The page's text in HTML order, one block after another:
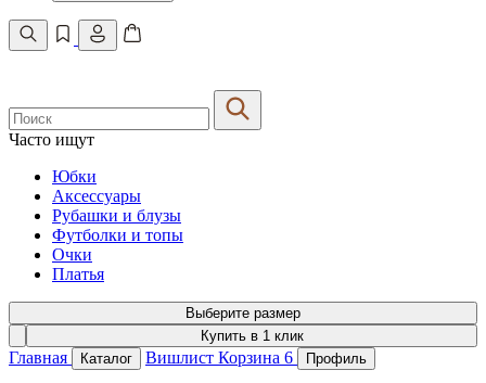
Часто ищут
Юбки
Аксессуары
Рубашки и блузы
Футболки и топы
Очки
Платья
Выберите размер
Купить в 1 клик
Главная Каталог Вишлист Корзина 6 Профиль